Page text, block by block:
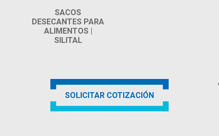
SACOS
DESECANTES PARA
ALIMENTOS |
SILITAL
SOLICITAR COTIZACIÓN